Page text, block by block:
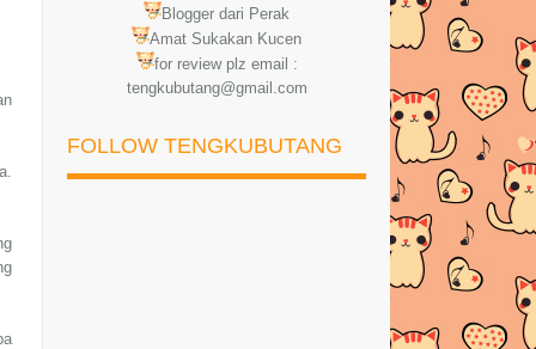
Blogger dari Perak
Amat Sukakan Kucen
for review plz email :
tengkubutang@gmail.com
FOLLOW TENGKUBUTANG